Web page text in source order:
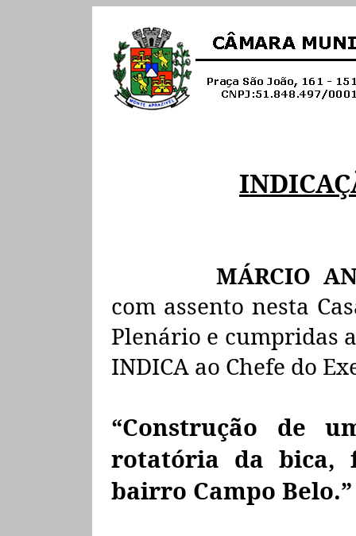
MÁRCIO
com assento nesta
Plenário e cumpridas
INDICA ao Chefe do
“Construção de
rotatória da bica,
bairro Campo Belo.”